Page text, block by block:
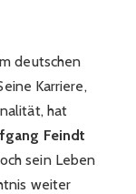
deutschen
Karriere,
hat
Feindt
sein Leben
weiter